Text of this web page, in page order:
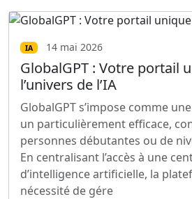
IA 14 mai 2026
GlobalGPT : Votre portail
l’univers de l’IA
GlobalGPT s’impose comme
un particulièrement efficace,
personnes débutantes ou de
En centralisant l’accès à une
d’intelligence artificielle, la
nécessité de gére